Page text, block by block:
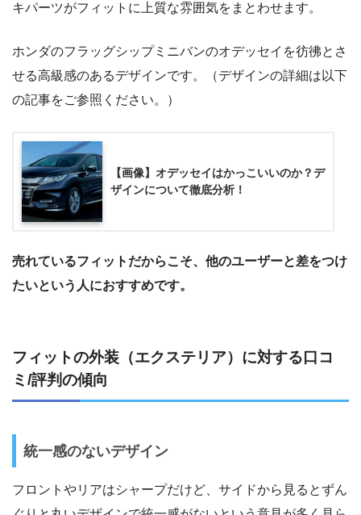
キパーツがフィットに上質な雰囲気をまとわせます。
ホンダのフラッグシップミニバンのオデッセイを彷彿とさ
せる高級感のあるデザインです。（デザインの詳細は以下
の記事をご参照ください。）
【画像】オデッセイはかっこいいのか？デ
ザインについて徹底分析！
売れているフィットだからこそ、他のユーザーと差をつけ
たいという人におすすめです。
フィットの外装（エクステリア）に対する口コ
ミ/評判の傾向
統一感のないデザイン
フロントやリアはシャープだけど、サイドから見るとずん